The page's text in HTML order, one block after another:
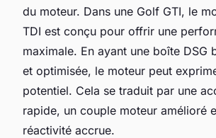
du moteur. Dans une Golf GTI, le
TDI est conçu pour offrir une
maximale. En ayant une boîte DSG
et optimisée, le moteur peut
potentiel. Cela se traduit par une
rapide, un couple moteur amélioré
réactivité accrue.